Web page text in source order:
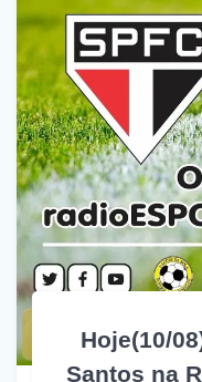
Hoje(10/
Santos na